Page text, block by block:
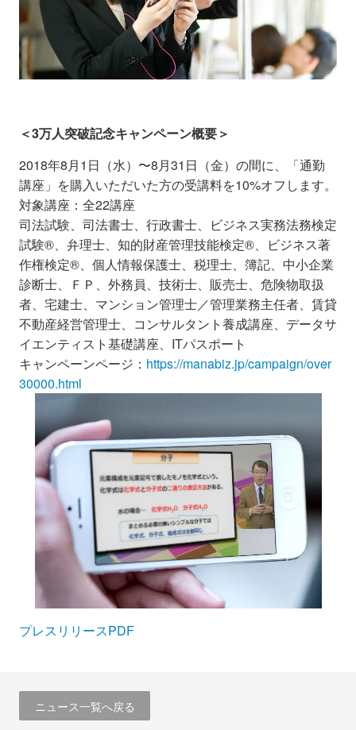
＜3万人突破記念キャンペーン概要＞
2018年8月1日（水）〜8月31日（金）の間に、「通勤
講座」を購入いただいた方の受講料を10%オフします。
対象講座：全22講座
司法試験、司法書士、行政書士、ビジネス実務法務検定
試験®、弁理士、知的財産管理技能検定®、ビジネス著
作権検定®、個人情報保護士、税理士、簿記、中小企業
診断士、ＦＰ、外務員、技術士、販売士、危険物取扱
者、宅建士、マンション管理士／管理業務主任者、賃貸
不動産経営管理士、コンサルタント養成講座、データサ
イエンティスト基礎講座、ITパスポート
キャンペーンページ： https://manabiz.jp/campaign/over
30000.html
プレスリリースPDF
ニュース一覧へ戻る